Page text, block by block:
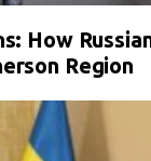
How
Region